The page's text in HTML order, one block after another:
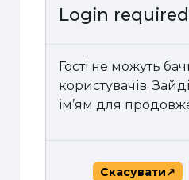
Login required
Гості не можуть
користувачів.
ім’ям для
Скасувати